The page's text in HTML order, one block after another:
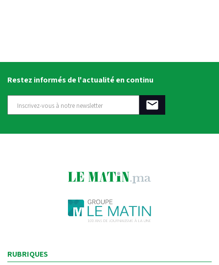
Restez informés de l'actualité en continu
RUBRIQUES